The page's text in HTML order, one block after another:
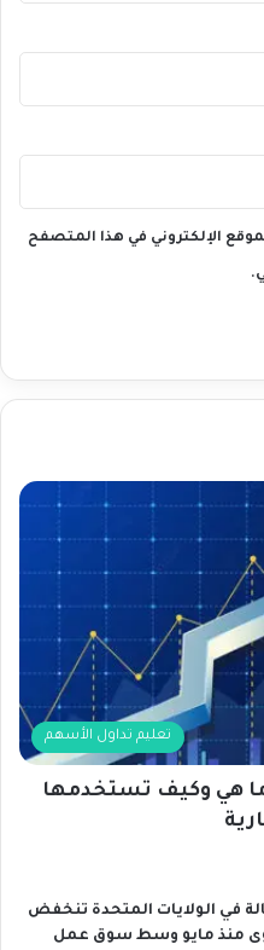
الإلكتروني في هذا المتصفح
تعليم تداول الأسهم
ما هي وكيف تستخدمها
في الولايات المتحدة تنخفض
منذ مايو وسط سوق عمل